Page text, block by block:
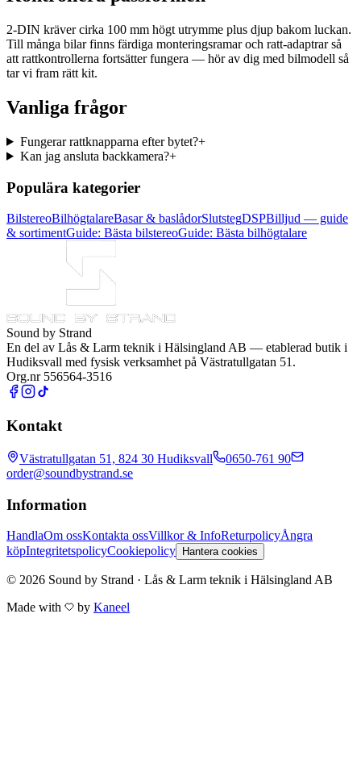
2-DIN kräver cirka 100 mm högt utrymme plus djup bakom luckan.
Till många bilar finns färdiga monteringsramar och ratt-adaptrar så
att rattkontrollerna fortsätter fungera — hör av dig med bilmodell så
tar vi fram rätt kit.
Vanliga frågor
Fungerar rattknapparna efter bytet?+
Kan jag ansluta backkamera?+
Populära kategorier
BilstereoBilhögtalareBasar & baslådorSlutstegDSPBilljud — guide
& sortimentGuide: Bästa bilstereoGuide: Bästa bilhögtalare
Sound by Strand
En del av Lås & Larm teknik i Hälsingland AB — etablerad butik i
Hudiksvall med fysisk verksamhet på Västratullgatan 51.
Org.nr 556564-3516
Kontakt
Västratullgatan 51, 824 30 Hudiksvall
0650-761 90
order@soundbystrand.se
Information
HandlaOm ossKontakta ossVillkor & InfoReturpolicyÅngra
köpIntegritetspolicyCookiepolicy Hantera cookies
© 2026 Sound by Strand · Lås & Larm teknik i Hälsingland AB
Made with
by Kaneel